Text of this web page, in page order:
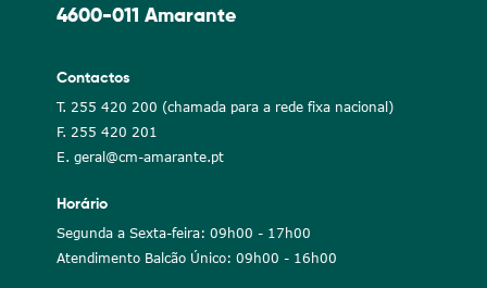
4600-011 Amarante
Contactos
T. 255 420 200 (chamada para a rede fixa nacional)
F. 255 420 201
E. geral@cm-amarante.pt
Horário
Segunda a Sexta-feira: 09h00 - 17h00
Atendimento Balcão Único: 09h00 - 16h00